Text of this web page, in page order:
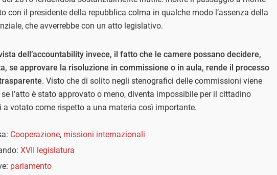
con il presidente della repubblica colma in qualche modo l’assenza della
che avverrebbe con un atto legislativo.
dell’accountability invece, il fatto che le camere possano decidere,
se approvare la risoluzione in commissione o in aula, rende il processo
. Visto che di solito negli stenografici delle commissioni viene
l’atto è stato approvato o meno, diventa impossibile per il cittadino
a votato come rispetto a una materia così importante.
Cooperazione, missioni internazionali
XVII legislatura
parlamento